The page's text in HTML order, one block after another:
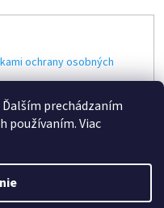
prechádzaním
používaním. Viac
ochrany osobných